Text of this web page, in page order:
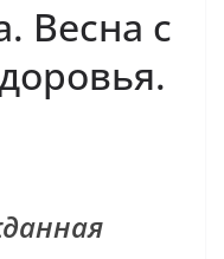
Весна с